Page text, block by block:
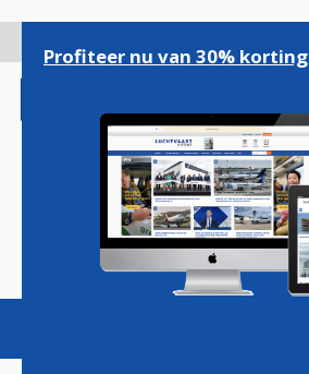
gaan
Magazine Podcasts
Profiteer nu van 30% korting